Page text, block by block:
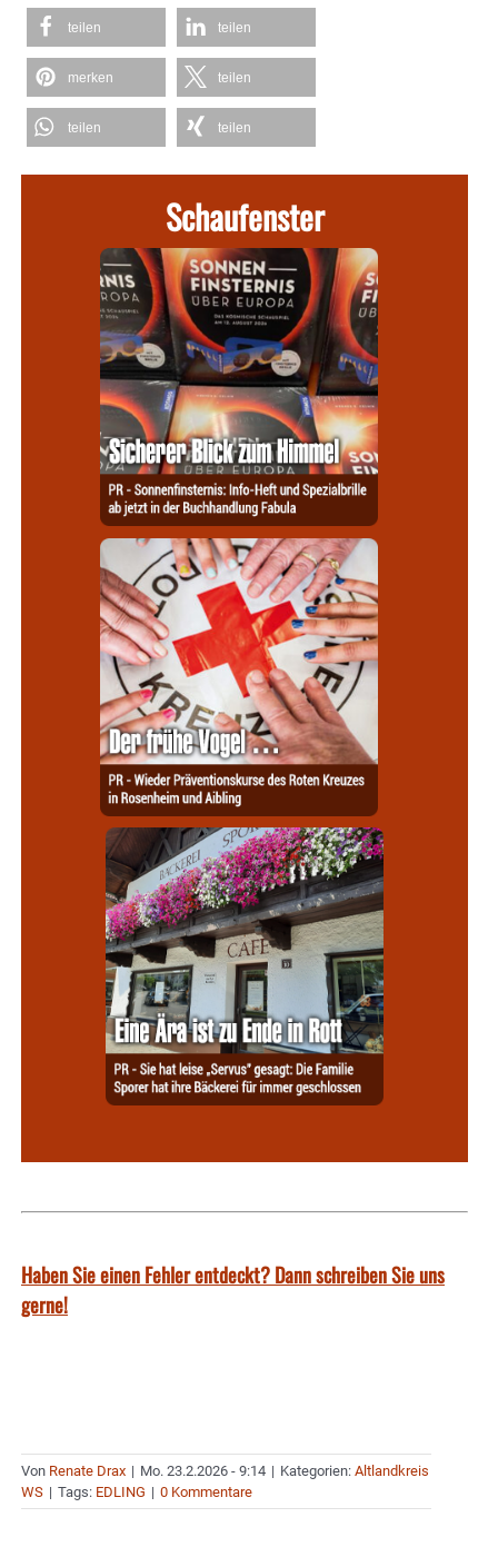
teilen teilen
merken teilen
teilen teilen
Schaufenster
Haben Sie einen Fehler entdeckt? Dann schreiben Sie uns
gerne!
Von Renate Drax | Mo. 23.2.2026 - 9:14 | Kategorien: Altlandkreis
WS | Tags: EDLING | 0 Kommentare